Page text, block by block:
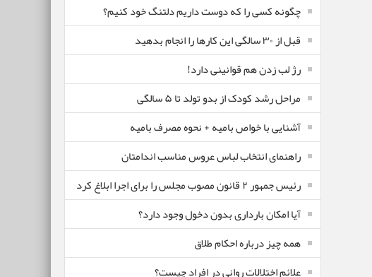
چگونه کسی را که دوست داریم دلتنگ خود کنیم؟
قبل از ۳۰ سالگی این کارها را انجام بدهید
رژ لب زدن هم قوانینی دارد!
مراحل رشد کودک از بدو تولد تا ۵ سالگی
آشنایی با خواص بامیه + نحوه مصرف بامیه
راهنمای انتخاب لباس عروس مناسب اندامتان
رئیس جمهور ۲ قانون مصوب مجلس را برای اجرا ابلاغ کرد
آیا امکان بارداری بدون دخول وجود دارد؟
همه چیز درباره احکام طلاق
علائم اختلالات روانی در افراد چیست؟